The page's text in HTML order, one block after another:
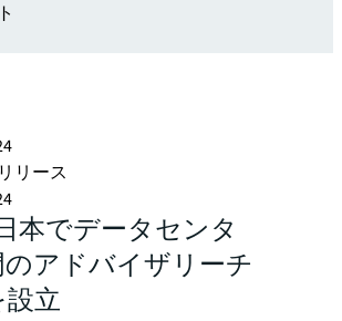
リース
本でデータセンタ
アドバイザリーチ
立